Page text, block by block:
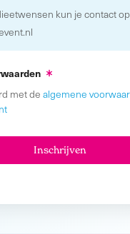
kun je contact
met de algemene